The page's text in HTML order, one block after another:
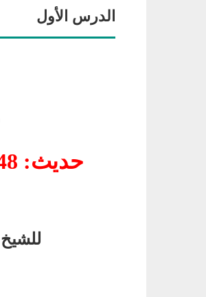
الدرس الأول
حديث: 7048